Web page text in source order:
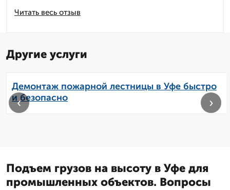
Читать весь отзыв
Другие услуги
Демонтаж пожарной лестницы в Уфе быстро
и безопасно
‹ ›
Подъем грузов на высоту в Уфе для
промышленных объектов. Вопросы